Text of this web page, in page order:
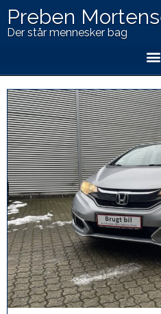
Preben
Der står mennesker bag